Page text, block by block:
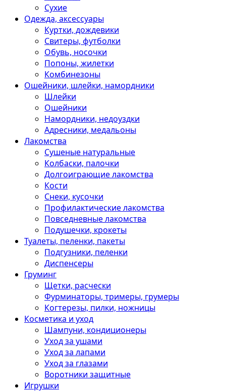
Сухие
Одежда, аксессуары
Куртки, дождевики
Свитеры, футболки
Обувь, носочки
Попоны, жилетки
Комбинезоны
Ошейники, шлейки, намордники
Шлейки
Ошейники
Намордники, недоуздки
Адресники, медальоны
Лакомства
Сушеные натуральные
Колбаски, палочки
Долгоиграющие лакомства
Кости
Снеки, кусочки
Профилактические лакомства
Повседневные лакомства
Подушечки, крокеты
Туалеты, пеленки, пакеты
Подгузники, пеленки
Диспенсеры
Груминг
Щетки, расчески
Фурминаторы, тримеры, грумеры
Когтерезы, пилки, ножницы
Косметика и уход
Шампуни, кондиционеры
Уход за ушами
Уход за лапами
Уход за глазами
Воротники защитные
Игрушки